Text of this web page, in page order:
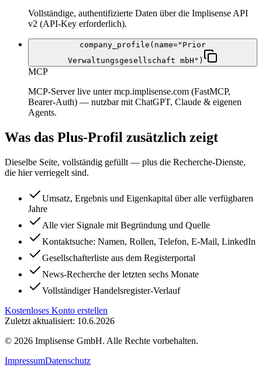
Vollständige, authentifizierte Daten über die Implisense API
v2 (API-Key erforderlich).
company_profile(name="Prior
Verwaltungsgesellschaft mbH")
MCP
MCP-Server live unter mcp.implisense.com (FastMCP,
Bearer-Auth) — nutzbar mit ChatGPT, Claude & eigenen
Agents.
Was das Plus-Profil zusätzlich zeigt
Dieselbe Seite, vollständig gefüllt — plus die Recherche-Dienste,
die hier verriegelt sind.
Umsatz, Ergebnis und Eigenkapital über alle verfügbaren
Jahre
Alle vier Signale mit Begründung und Quelle
Kontaktsuche: Namen, Rollen, Telefon, E-Mail, LinkedIn
Gesellschafterliste aus dem Registerportal
News-Recherche der letzten sechs Monate
Vollständiger Handelsregister-Verlauf
Kostenloses Konto erstellen
Zuletzt aktualisiert: 10.6.2026
© 2026 Implisense GmbH. Alle Rechte vorbehalten.
ImpressumDatenschutz